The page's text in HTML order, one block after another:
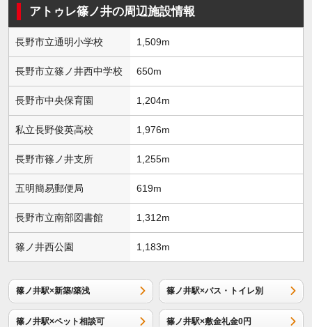
アトゥレ篠ノ井の周辺施設情報
長野市立通明小学校 1,509m
長野市立篠ノ井西中学校 650m
長野市中央保育園 1,204m
私立長野俊英高校 1,976m
長野市篠ノ井支所 1,255m
五明簡易郵便局 619m
長野市立南部図書館 1,312m
篠ノ井西公園 1,183m
篠ノ井駅×新築/築浅 篠ノ井駅×バス・トイレ別
篠ノ井駅×ペット相談可 篠ノ井駅×敷金礼金0円